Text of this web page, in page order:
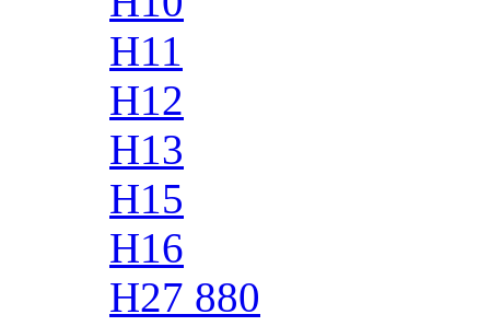
H11
H12
H13
H15
H16
H27 880